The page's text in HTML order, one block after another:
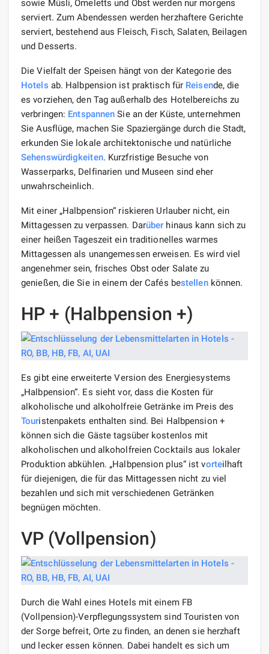
sowie Müsli, Omeletts und Obst werden nur morgens
serviert. Zum Abendessen werden herzhaftere Gerichte
serviert, bestehend aus Fleisch, Fisch, Salaten, Beilagen
und Desserts.
Die Vielfalt der Speisen hängt von der Kategorie des
Hotels ab. Halbpension ist praktisch für Reisende, die
es vorziehen, den Tag außerhalb des Hotelbereichs zu
verbringen: Entspannen Sie an der Küste, unternehmen
Sie Ausflüge, machen Sie Spaziergänge durch die Stadt,
erkunden Sie lokale architektonische und natürliche
Sehenswürdigkeiten. Kurzfristige Besuche von
Wasserparks, Delfinarien und Museen sind eher
unwahrscheinlich.
Mit einer „Halbpension“ riskieren Urlauber nicht, ein
Mittagessen zu verpassen. Darüber hinaus kann sich zu
einer heißen Tageszeit ein traditionelles warmes
Mittagessen als unangemessen erweisen. Es wird viel
angenehmer sein, frisches Obst oder Salate zu
genießen, die Sie in einem der Cafés bestellenkönnen.
HP + (Halbpension +)
Es gibt eine erweiterte Version des Energiesystems
„Halbpension“. Es sieht vor, dass die Kosten für
alkoholische und alkoholfreie Getränke im Preis des
Touristenpakets enthalten sind. Bei Halbpension +
können sich die Gäste tagsüber kostenlos mit
alkoholischen und alkoholfreien Cocktails aus lokaler
Produktion abkühlen. „Halbpension plus“ ist vorteilhaft
für diejenigen, die für das Mittagessen nicht zu viel
bezahlen und sich mit verschiedenen Getränken
begnügen möchten.
VP (Vollpension)
Durch die Wahl eines Hotels mit einem FB
(Vollpension)-Verpflegungssystem sind Touristen von
der Sorge befreit, Orte zu finden, an denen sie herzhaft
und lecker essen können. Dabei handelt es sich um